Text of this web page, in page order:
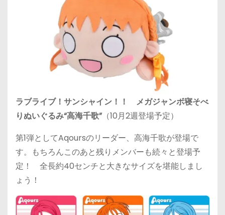
ラブライブ！サンシャイン！！ メガジャンボ寝そべ
りぬいぐるみ“高海千歌”（10月2週登場予定）
第1弾としてAqoursのリーダー、高海千歌が登場で
す。もちろんこのあと残りメンバーも続々と登場予
定！ 全長約40センチと大きなサイズを堪能しまし
ょう！